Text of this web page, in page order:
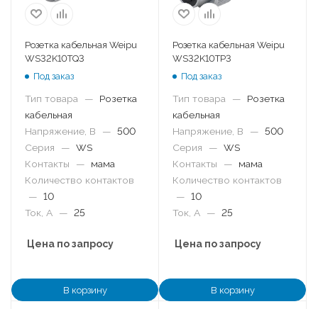
Розетка кабельная Weipu
WS32K10TQ3
Под заказ
Тип товара —
Розетка
кабельная
Напряжение, В
— 500
Серия
— WS
Контакты
—
мама
Количество контактов
— 10
Ток, А
— 25
Цена по запросу
В корзину
Розетка кабельная Weipu
WS32K10TP3
Под заказ
Тип товара —
Розетка
кабельная
Напряжение, В
— 500
Серия
— WS
Контакты
—
мама
Количество контактов
— 10
Ток, А
— 25
Цена по запросу
В корзину